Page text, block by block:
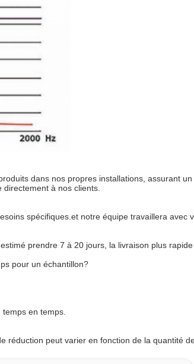
dans nos propres installations, assurant
à nos clients.
spécifiques.et notre équipe travaillera avec
prendre 7 à 20 jours, la livraison plus
pour un échantillon?
en temps.
réduction peut varier en fonction de la quantité